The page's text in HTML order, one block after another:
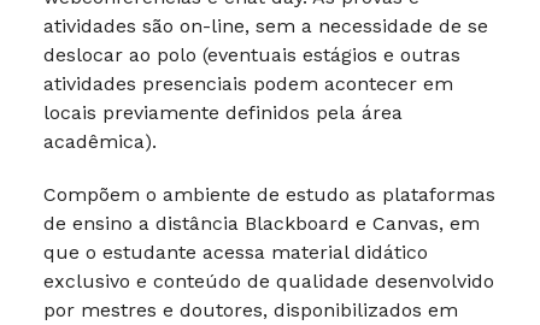
atividades são on-line, sem a necessidade de se
deslocar ao polo (eventuais estágios e outras
atividades presenciais podem acontecer em
locais previamente definidos pela área
acadêmica).
Compõem o ambiente de estudo as plataformas
de ensino a distância Blackboard e Canvas, em
que o estudante acessa material didático
exclusivo e conteúdo de qualidade desenvolvido
por mestres e doutores, disponibilizados em